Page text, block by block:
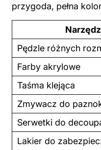
przygoda, pełna
Pędzle różnych
Farby akrylowe
Taśma klejąca
Zmywacz do
Serwetki do
Lakier do